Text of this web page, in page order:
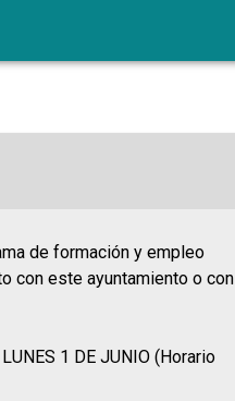
de formación y empleo
con este ayuntamiento o con
1 DE JUNIO (Horario